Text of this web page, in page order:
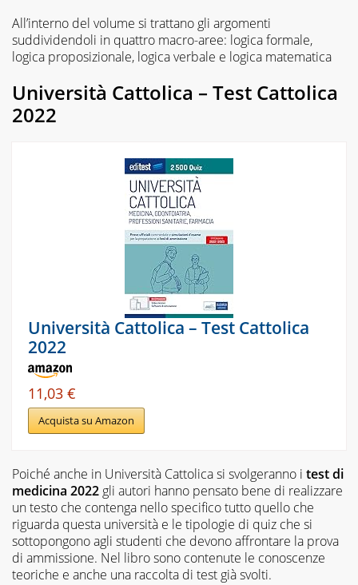
All’interno del volume si trattano gli argomenti
suddividendoli in quattro macro-aree: logica formale,
logica proposizionale, logica verbale e logica matematica
Università Cattolica – Test Cattolica
2022
Università Cattolica – Test Cattolica
2022
11,03 €
Acquista su Amazon
Poiché anche in Università Cattolica si svolgeranno i test di
medicina 2022 gli autori hanno pensato bene di realizzare
un testo che contenga nello specifico tutto quello che
riguarda questa università e le tipologie di quiz che si
sottopongono agli studenti che devono affrontare la prova
di ammissione. Nel libro sono contenute le conoscenze
teoriche e anche una raccolta di test già svolti.